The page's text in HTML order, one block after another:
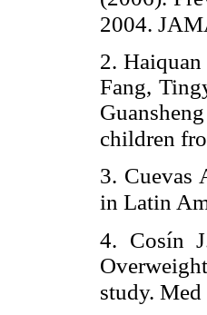
2004.
2.
Fang,
children
3. Cuevas
in Latin
4. Cosín
study.